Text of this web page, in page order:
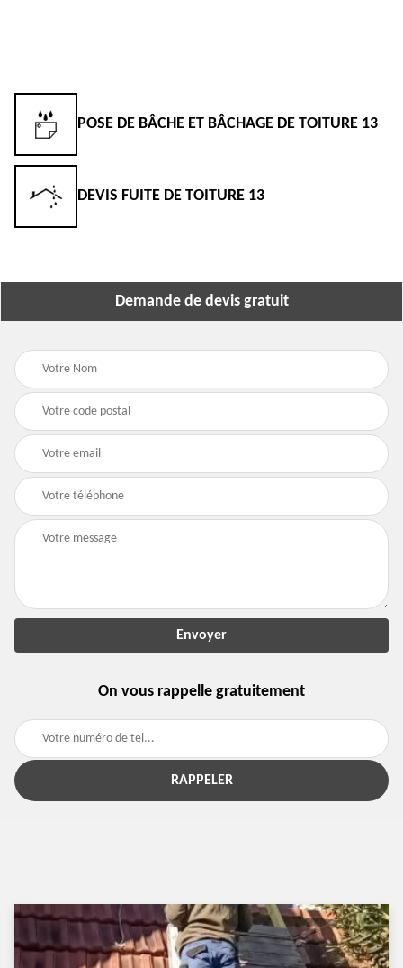
POSE DE BÂCHE ET BÂCHAGE DE TOITURE 13
DEVIS FUITE DE TOITURE 13
Demande de devis gratuit
On vous rappelle gratuitement